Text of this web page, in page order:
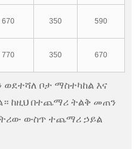
670 350 590
770 350 670
ቦታ ማስተካከል እና
ከዚህ በተጨማሪ ትልቅ መጠን
ውስጥ ተጨማሪ ኃይል